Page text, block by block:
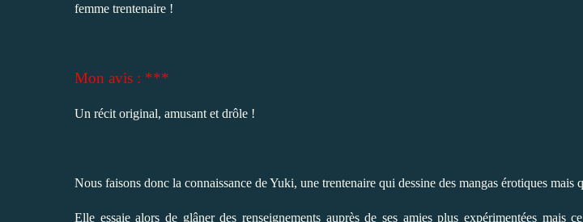
femme trentenaire !
Mon avis : ***
Un récit original, amusant et drôle !
Nous faisons donc la connaissance de Yuki, une trentenaire qui dessine des mangas érotiques
Elle essaie alors de glâner des renseignements auprès de ses amies plus expérimentées mais